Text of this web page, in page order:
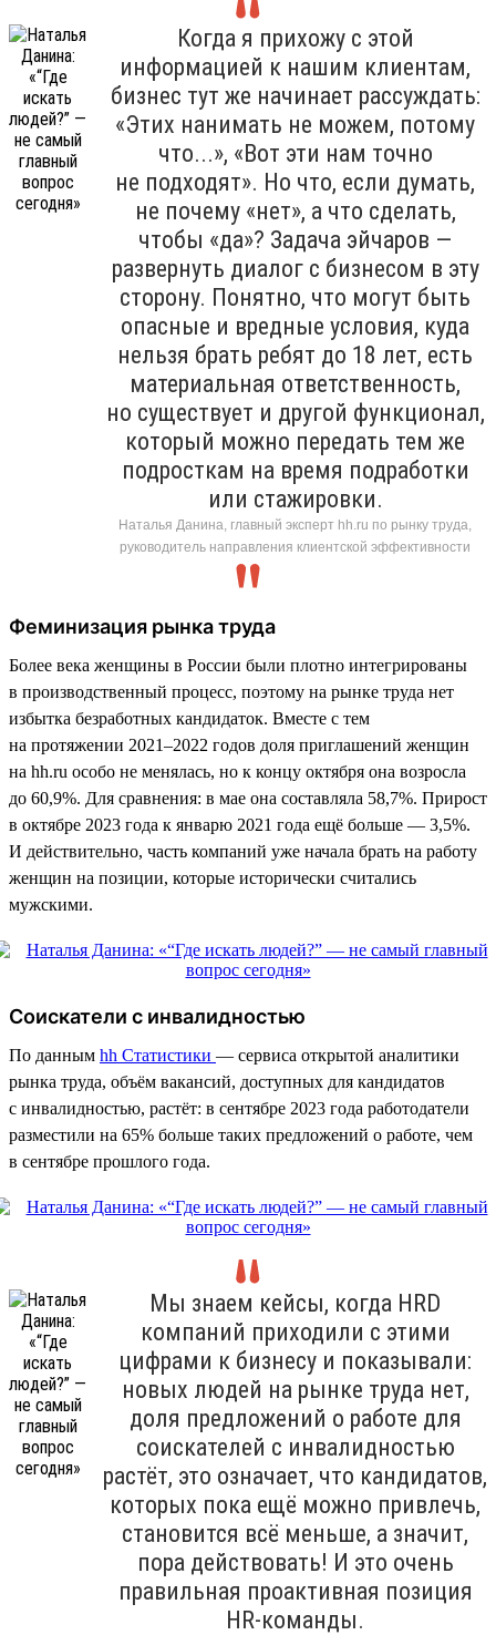
Когда я прихожу с этой
информацией к нашим клиентам,
бизнес тут же начинает рассуждать:
«Этих нанимать не можем, потому
что...», «Вот эти нам точно
не подходят». Но что, если думать,
не почему «нет», а что сделать,
чтобы «да»? Задача эйчаров —
развернуть диалог с бизнесом в эту
сторону. Понятно, что могут быть
опасные и вредные условия, куда
нельзя брать ребят до 18 лет, есть
материальная ответственность,
но существует и другой функционал,
который можно передать тем же
подросткам на время подработки
или стажировки.
Наталья Данина, главный эксперт hh.ru по рынку труда,
руководитель направления клиентской эффективности
Феминизация рынка труда
Более века женщины в России были плотно интегрированы
в производственный процесс, поэтому на рынке труда нет
избытка безработных кандидаток. Вместе с тем
на протяжении 2021–2022 годов доля приглашений женщин
на hh.ru особо не менялась, но к концу октября она возросла
до 60,9%. Для сравнения: в мае она составляла 58,7%. Прирост
в октябре 2023 года к январю 2021 года ещё больше — 3,5%.
И действительно, часть компаний уже начала брать на работу
женщин на позиции, которые исторически считались
мужскими.
Соискатели с инвалидностью
По данным hh Статистики — сервиса открытой аналитики
рынка труда, объём вакансий, доступных для кандидатов
с инвалидностью, растёт: в сентябре 2023 года работодатели
разместили на 65% больше таких предложений о работе, чем
в сентябре прошлого года.
Мы знаем кейсы, когда HRD
компаний приходили с этими
цифрами к бизнесу и показывали:
новых людей на рынке труда нет,
доля предложений о работе для
соискателей с инвалидностью
растёт, это означает, что кандидатов,
которых пока ещё можно привлечь,
становится всё меньше, а значит,
пора действовать! И это очень
правильная проактивная позиция
HR-команды.